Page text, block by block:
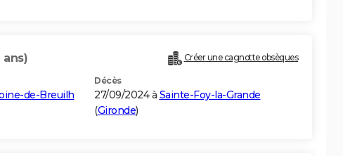
ans) Créer une cagnotte obsèques
de-Breuilh
Décès
27/09/2024 à Sainte-Foy-la-Grande
(Gironde)